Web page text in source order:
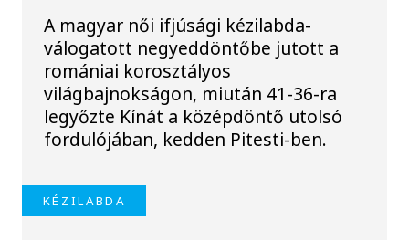
A magyar női ifjúsági kézilabda-
válogatott negyeddöntőbe jutott a
romániai korosztályos
világbajnokságon, miután 41-36-ra
legyőzte Kínát a középdöntő utolsó
fordulójában, kedden Pitesti-ben.
KÉZILABDA